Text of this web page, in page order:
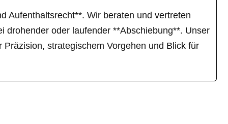
Aufenthaltsrecht**. Wir beraten und vertreten
drohender oder laufender **Abschiebung**. Unser
strategischem Vorgehen und Blick für